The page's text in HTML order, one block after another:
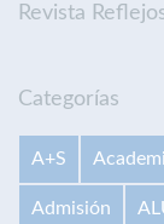
Revista
Categorías
A+S
Admisión